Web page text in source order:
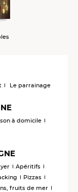
Le parrainage
à domicile
Apéritifs
Pizzas
fruits de mer